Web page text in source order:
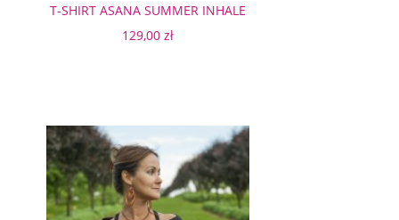
T-SHIRT ASANA SUMMER INHALE
129,00 zł